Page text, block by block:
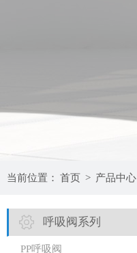
当前位置： 首页 > 产品中心
呼吸阀系列
PP呼吸阀